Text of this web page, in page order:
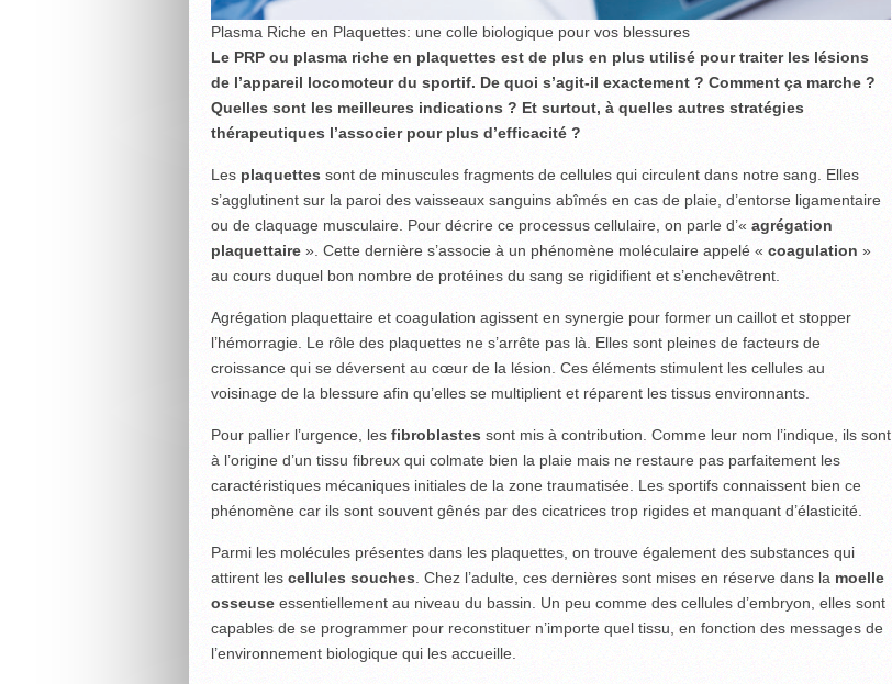
Plasma Riche en Plaquettes: une colle biologique pour vos blessures
Le PRP ou plasma riche en plaquettes est de plus en plus utilisé pour traiter les lésions
de l’appareil locomoteur du sportif. De quoi s’agit-il exactement ? Comment ça marche ?
Quelles sont les meilleures indications ? Et surtout, à quelles autres stratégies
thérapeutiques l’associer pour plus d’efficacité ?
Les plaquettes sont de minuscules fragments de cellules qui circulent dans notre sang. Elles
s’agglutinent sur la paroi des vaisseaux sanguins abîmés en cas de plaie, d’entorse ligamentaire
ou de claquage musculaire. Pour décrire ce processus cellulaire, on parle d’« agrégation
plaquettaire». Cette dernière s’associe à un phénomène moléculaire appelé « coagulation »
au cours duquel bon nombre de protéines du sang se rigidifient et s’enchevêtrent.
Agrégation plaquettaire et coagulation agissent en synergie pour former un caillot et stopper
l’hémorragie. Le rôle des plaquettes ne s’arrête pas là. Elles sont pleines de facteurs de
croissance qui se déversent au cœur de la lésion. Ces éléments stimulent les cellules au
voisinage de la blessure afin qu’elles se multiplient et réparent les tissus environnants.
Pour pallier l’urgence, les fibroblastes sont mis à contribution. Comme leur nom l’indique, ils sont
à l’origine d’un tissu fibreux qui colmate bien la plaie mais ne restaure pas parfaitement les
caractéristiques mécaniques initiales de la zone traumatisée. Les sportifs connaissent bien ce
phénomène car ils sont souvent gênés par des cicatrices trop rigides et manquant d’élasticité.
Parmi les molécules présentes dans les plaquettes, on trouve également des substances qui
attirent les cellules souches. Chez l’adulte, ces dernières sont mises en réserve dans la moelle
osseuseessentiellement au niveau du bassin. Un peu comme des cellules d’embryon, elles sont
capables de se programmer pour reconstituer n’importe quel tissu, en fonction des messages de
l’environnement biologique qui les accueille.